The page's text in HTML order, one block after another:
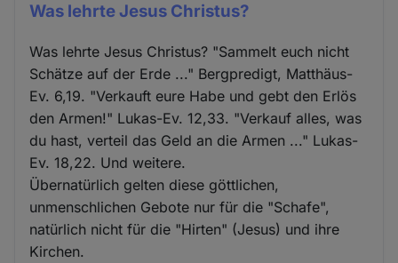
Was lehrte Jesus Christus?
Was lehrte Jesus Christus? "Sammelt euch nicht
Schätze auf der Erde ..." Bergpredigt, Matthäus-
Ev. 6,19. "Verkauft eure Habe und gebt den Erlös
den Armen!" Lukas-Ev. 12,33. "Verkauf alles, was
du hast, verteil das Geld an die Armen ..." Lukas-
Ev. 18,22. Und weitere.
Übernatürlich gelten diese göttlichen,
unmenschlichen Gebote nur für die "Schafe",
natürlich nicht für die "Hirten" (Jesus) und ihre
Kirchen.